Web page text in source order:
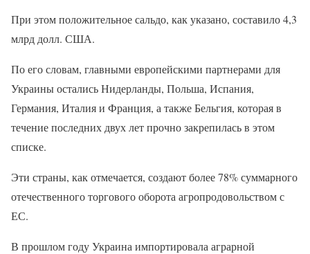
При этом положительное сальдо, как указано, составило 4,3
млрд долл. США.
По его словам, главными европейскими партнерами для
Украины остались Нидерланды, Польша, Испания,
Германия, Италия и Франция, а также Бельгия, которая в
течение последних двух лет прочно закрепилась в этом
списке.
Эти страны, как отмечается, создают более 78% суммарного
отечественного торгового оборота агропродовольством с
ЕС.
В прошлом году Украина импортировала аграрной